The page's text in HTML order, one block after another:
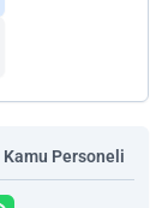
Kamu Personeli